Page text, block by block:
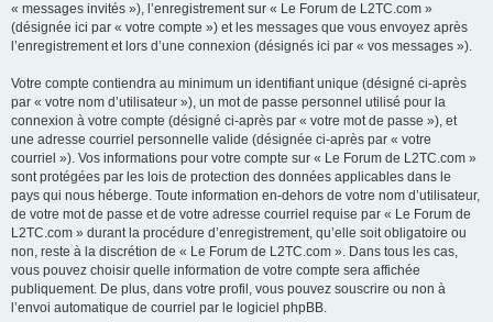
« messages invités »), l’enregistrement sur « Le Forum de L2TC.com »
(désignée ici par « votre compte ») et les messages que vous envoyez après
l’enregistrement et lors d’une connexion (désignés ici par « vos messages »).
Votre compte contiendra au minimum un identifiant unique (désigné ci-après
par « votre nom d’utilisateur »), un mot de passe personnel utilisé pour la
connexion à votre compte (désigné ci-après par « votre mot de passe »), et
une adresse courriel personnelle valide (désignée ci-après par « votre
courriel »). Vos informations pour votre compte sur « Le Forum de L2TC.com »
sont protégées par les lois de protection des données applicables dans le
pays qui nous héberge. Toute information en-dehors de votre nom d’utilisateur,
de votre mot de passe et de votre adresse courriel requise par « Le Forum de
L2TC.com » durant la procédure d’enregistrement, qu’elle soit obligatoire ou
non, reste à la discrétion de « Le Forum de L2TC.com ». Dans tous les cas,
vous pouvez choisir quelle information de votre compte sera affichée
publiquement. De plus, dans votre profil, vous pouvez souscrire ou non à
l’envoi automatique de courriel par le logiciel phpBB.